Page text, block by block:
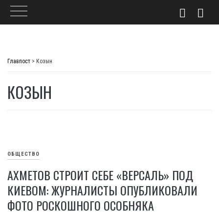
Главпост > Козын
КОЗЫН
ОБЩЕСТВО
АХМЕТОВ СТРОИТ СЕБЕ «ВЕРСАЛЬ» ПОД
КИЕВОМ: ЖУРНАЛИСТЫ ОПУБЛИКОВАЛИ
ФОТО РОСКОШНОГО ОСОБНЯКА